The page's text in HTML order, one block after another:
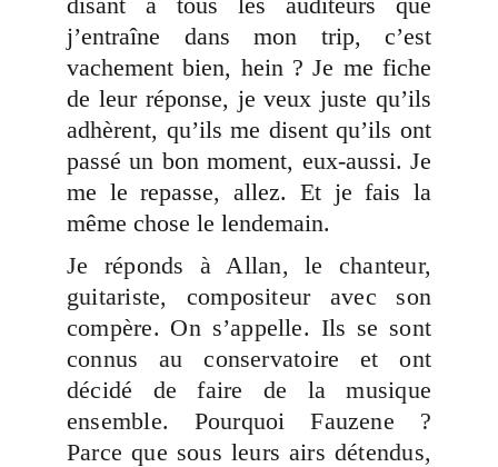
j’entraîne dans mon trip, c’est
vachement bien, hein ? Je me fiche
de leur réponse, je veux juste qu’ils
adhèrent, qu’ils me disent qu’ils ont
passé un bon moment, eux-aussi. Je
me le repasse, allez. Et je fais la
même chose le lendemain.
Je réponds à Allan, le chanteur,
guitariste, compositeur avec son
compère. On s’appelle. Ils se sont
connus au conservatoire et ont
décidé de faire de la musique
ensemble. Pourquoi Fauzene ?
Parce que sous leurs airs détendus,